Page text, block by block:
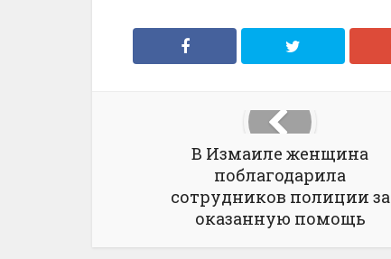
В Измаиле женщина
поблагодарила
сотрудников полиции за
оказанную помощь